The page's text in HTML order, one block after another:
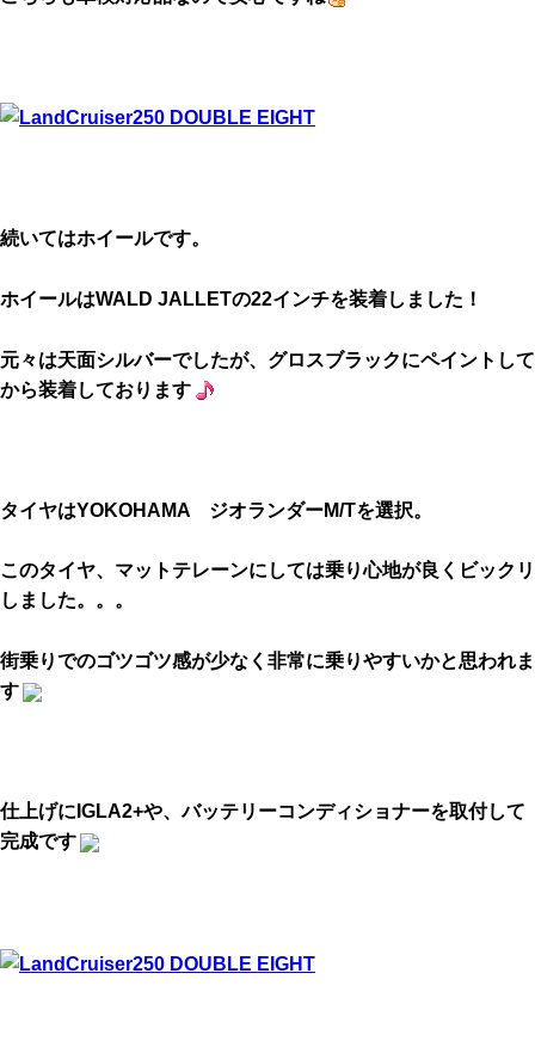
続いてはホイールです。
ホイールはWALD JALLETの22インチを装着しました！
元々は天面シルバーでしたが、グロスブラックにペイントして
から装着しております
タイヤはYOKOHAMA ジオランダーM/Tを選択。
このタイヤ、マットテレーンにしては乗り心地が良くビックリ
しました。。。
街乗りでのゴツゴツ感が少なく非常に乗りやすいかと思われま
す
仕上げにIGLA2+や、バッテリーコンディショナーを取付して
完成です